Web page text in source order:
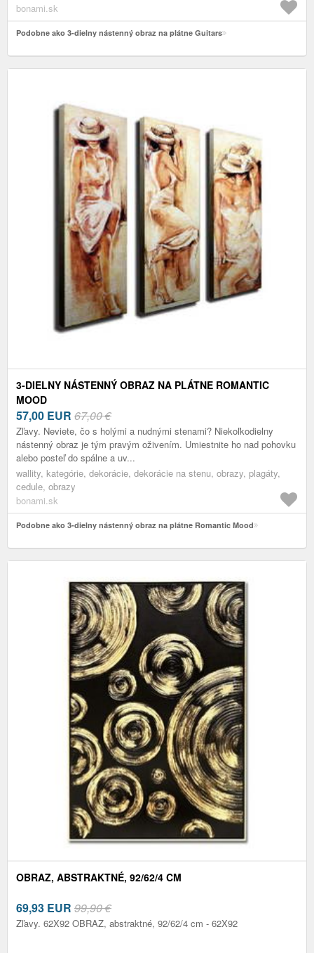
bonami.sk
Podobne ako 3-dielny nástenný obraz na plátne Guitars
3-DIELNY NÁSTENNÝ OBRAZ NA PLÁTNE ROMANTIC
MOOD
57,00 EUR 67,00 €
Zľavy. Neviete, čo s holými a nudnými stenami? Niekoľkodielny
nástenný obraz je tým pravým oživením. Umiestnite ho nad pohovku
alebo posteľ do spálne a uv...
wallity, kategórie, dekorácie, dekorácie na stenu, obrazy, plagáty,
cedule, obrazy
bonami.sk
Podobne ako 3-dielny nástenný obraz na plátne Romantic Mood
OBRAZ, ABSTRAKTNÉ, 92/62/4 CM
69,93 EUR 99,90 €
Zľavy. 62X92 OBRAZ, abstraktné, 92/62/4 cm - 62X92